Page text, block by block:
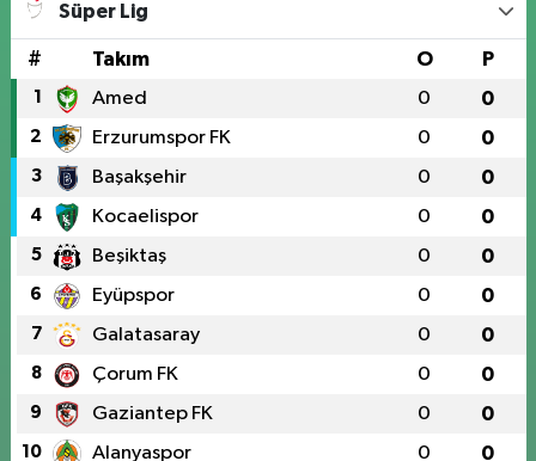
Süper Lig
# Takım O P
1 Amed 0 0
2 Erzurumspor FK 0 0
3 Başakşehir 0 0
4 Kocaelispor 0 0
5 Beşiktaş 0 0
6 Eyüpspor 0 0
7 Galatasaray 0 0
8 Çorum FK 0 0
9 Gaziantep FK 0 0
10 Alanyaspor 0 0